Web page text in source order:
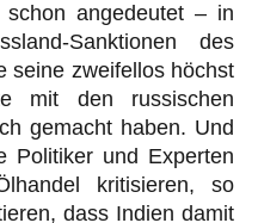
angedeutet – in
Sanktionen des
seine zweifellos höchst
mit den russischen
gemacht haben. Und
Politiker und Experten
kritisieren, so
dass Indien damit